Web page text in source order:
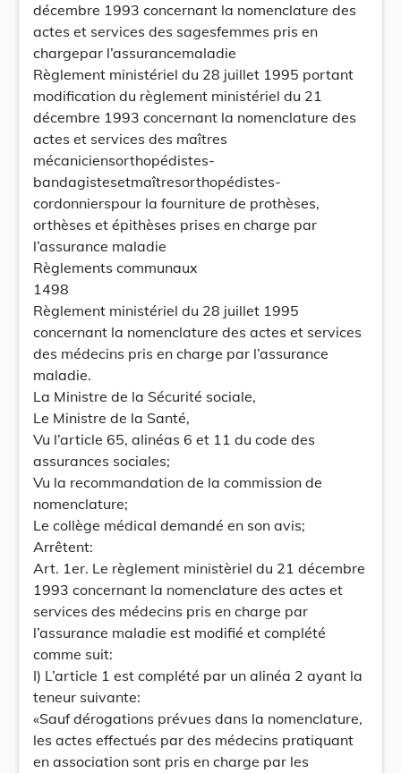
décembre 1993 concernant la nomenclature des
actes et services des sagesfemmes pris en
chargepar l’assurancemaladie
Règlement ministériel du 28 juillet 1995 portant
modification du règlement ministériel du 21
décembre 1993 concernant la nomenclature des
actes et services des maîtres
mécaniciensorthopédistes-
bandagistesetmaîtresorthopédistes-
cordonnierspour la fourniture de prothèses,
orthèses et épithèses prises en charge par
l’assurance maladie
Règlements communaux
1498
Règlement ministériel du 28 juillet 1995
concernant la nomenclature des actes et services
des médecins pris en charge par l’assurance
maladie.
La Ministre de la Sécurité sociale,
Le Ministre de la Santé,
Vu l’article 65, alinéas 6 et 11 du code des
assurances sociales;
Vu la recommandation de la commission de
nomenclature;
Le collège médical demandé en son avis;
Arrêtent:
Art. 1er. Le règlement ministèriel du 21 décembre
1993 concernant la nomenclature des actes et
services des médecins pris en charge par
l’assurance maladie est modifié et complété
comme suit:
I) L’article 1 est complété par un alinéa 2 ayant la
teneur suivante:
«Sauf dérogations prévues dans la nomenclature,
les actes effectués par des médecins pratiquant
en association sont pris en charge par les